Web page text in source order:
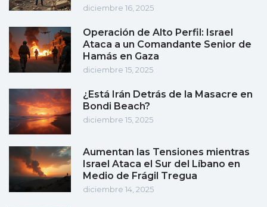
diciembre 16, 2025
Operación de Alto Perfil: Israel
Ataca a un Comandante Senior de
Hamás en Gaza
diciembre 15, 2025
¿Está Irán Detrás de la Masacre en
Bondi Beach?
diciembre 15, 2025
Aumentan las Tensiones mientras
Israel Ataca el Sur del Líbano en
Medio de Frágil Tregua
diciembre 14, 2025